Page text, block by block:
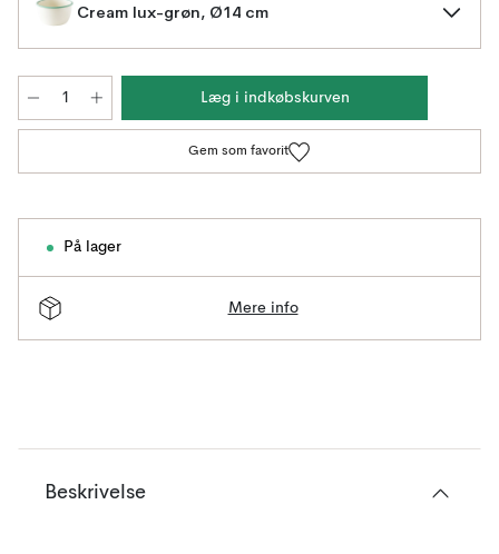
Cream lux-grøn, Ø14 cm
Læg i indkøbskurven
Gem som favorit
På lager
Mere info
Beskrivelse